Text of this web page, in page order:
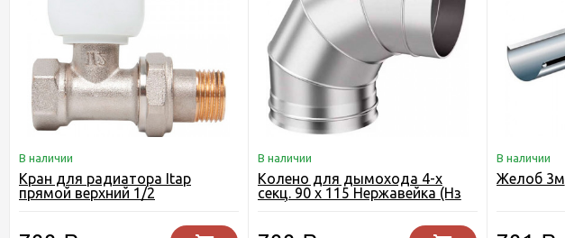
В наличии
Кран для радиатора Itap
прямой верхний 1/2
В наличии
Колено для дымохода 4-х
секц. 90 х 115 Нержавейка (Нз
0.80)
В наличии
Желоб 3м